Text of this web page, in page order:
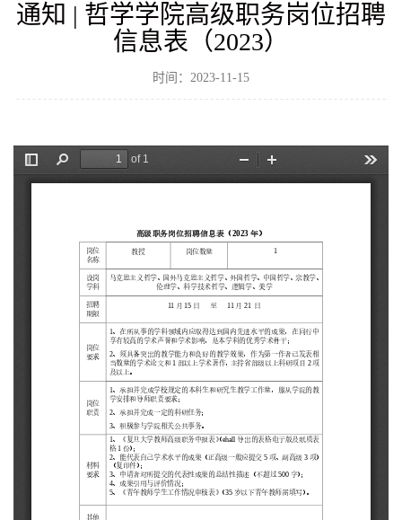
通知 | 哲学学院高级职务岗位招聘
信息表（2023）
时间：2023-11-15